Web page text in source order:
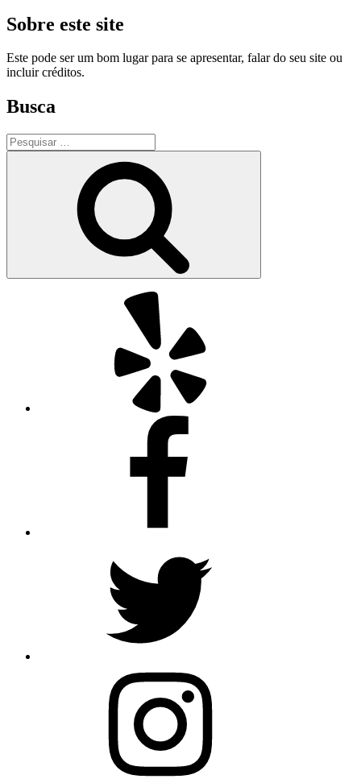
Sobre este site
Este pode ser um bom lugar para se apresentar, falar do seu site ou
incluir créditos.
Busca
Pesquisar
por: